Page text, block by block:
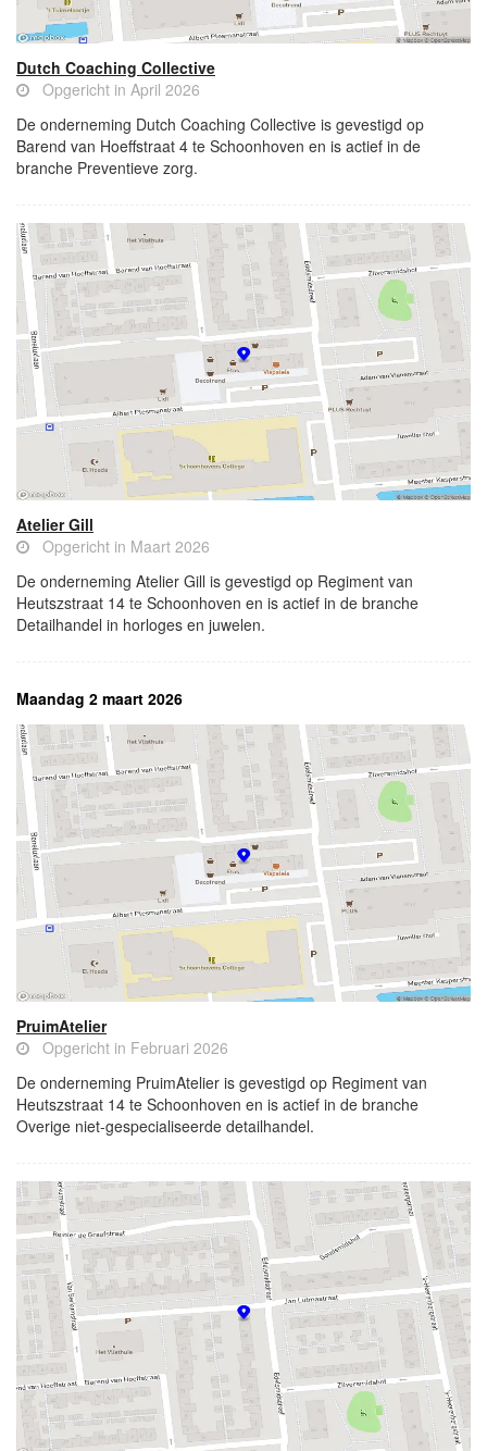
Dutch Coaching Collective
Opgericht in April 2026
De onderneming Dutch Coaching Collective is gevestigd op
Barend van Hoeffstraat 4 te Schoonhoven en is actief in de
branche Preventieve zorg.
Atelier Gill
Opgericht in Maart 2026
De onderneming Atelier Gill is gevestigd op Regiment van
Heutszstraat 14 te Schoonhoven en is actief in de branche
Detailhandel in horloges en juwelen.
Maandag 2 maart 2026
PruimAtelier
Opgericht in Februari 2026
De onderneming PruimAtelier is gevestigd op Regiment van
Heutszstraat 14 te Schoonhoven en is actief in de branche
Overige niet-gespecialiseerde detailhandel.